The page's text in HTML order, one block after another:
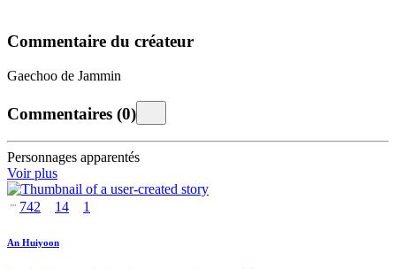
Commentaire du créateur
Gaechoo de Jammin
Commentaires (0)
Personnages apparentés
Voir plus
742 14 1
An Huiyoon